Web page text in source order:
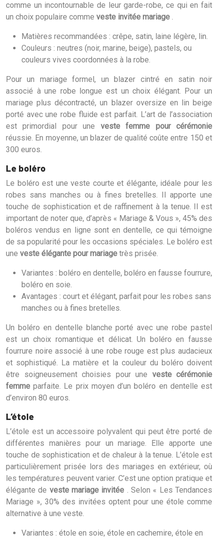
comme un incontournable de leur garde-robe, ce qui en fait
un choix populaire comme veste invitée mariage
Matières recommandées : crêpe, satin, laine légère, lin.
Couleurs : neutres (noir, marine, beige), pastels, ou
couleurs vives coordonnées à la robe.
Pour un mariage formel, un blazer cintré en satin noir
associé à une robe longue est un choix élégant. Pour un
mariage plus décontracté, un blazer oversize en lin beige
porté avec une robe fluide est parfait. L’art de l’association
est primordial pour une veste femme pour cérémonie
réussie. En moyenne, un blazer de qualité coûte entre 150 et
300 euros.
Le boléro
Le boléro est une veste courte et élégante, idéale pour les
robes sans manches ou à fines bretelles. Il apporte une
touche de sophistication et de raffinement à la tenue. Il est
important de noter que, d’après « Mariage & Vous », 45% des
boléros vendus en ligne sont en dentelle, ce qui témoigne
de sa popularité pour les occasions spéciales. Le boléro est
une veste élégante pour mariage très prisée.
Variantes : boléro en dentelle, boléro en fausse fourrure,
boléro en soie.
Avantages : court et élégant, parfait pour les robes sans
manches ou à fines bretelles.
Un boléro en dentelle blanche porté avec une robe pastel
est un choix romantique et délicat. Un boléro en fausse
fourrure noire associé à une robe rouge est plus audacieux
et sophistiqué. La matière et la couleur du boléro doivent
être soigneusement choisies pour une veste cérémonie
femmeparfaite. Le prix moyen d’un boléro en dentelle est
d’environ 80 euros.
L’étole
L’étole est un accessoire polyvalent qui peut être porté de
différentes manières pour un mariage. Elle apporte une
touche de sophistication et de chaleur à la tenue. L’étole est
particulièrement prisée lors des mariages en extérieur, où
les températures peuvent varier. C’est une option pratique et
élégante de veste mariage invitée
. Selon « Les Tendances
Mariage », 30% des invitées optent pour une étole comme
alternative à une veste.
Variantes : étole en soie, étole en cachemire, étole en